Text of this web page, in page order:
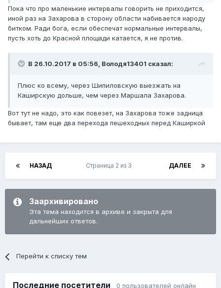
Пока что про маленькие интервалы говорить не приходится,
иной раз на Захарова в сторону области набивается народу
битком. Ради бога, если обеспечат нормальные интервалы,
пусть хоть до Красной площади катается, я не против.
В 26.10.2017 в 05:56, Володя13401 сказал:
Плюс ко всему, через Шипиловскую выезжать на
Каширскую дольше, чем через Маршала Захарова.
Вот тут не надо, это как повезет, на Захарова тоже задница
бывает, там еще два перехода пешеходных перед Каширкой
НАЗАД ДАЛЕЕ
Страница 2 из 3
Заархивировано
Эта тема находится в архиве и закрыта для
дальнейших ответов.
Перейти к списку тем
Последние посетители 0 пользователей онлайн